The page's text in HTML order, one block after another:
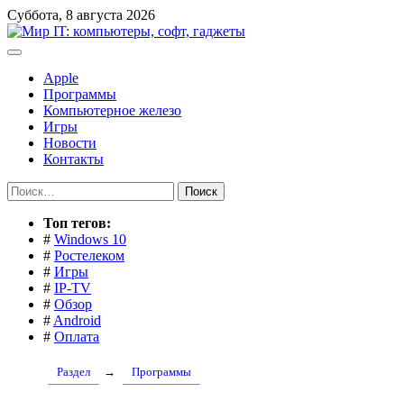
Перейти
к
содержимому
Суббота, 8 августа 2026
Apple
Программы
Компьютерное железо
Игры
Новости
Контакты
Найти:
Toп тегов:
# Windows 10
# Ростелеком
# Игры
# IP-TV
# Обзор
# Android
# Оплата
Раздел → Программы